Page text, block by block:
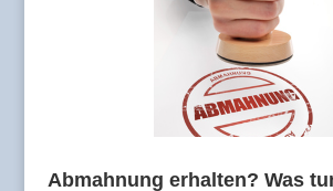
Abmahnung erhalten? Was